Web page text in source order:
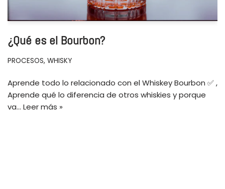
¿Qué es el Bourbon?
PROCESOS, WHISKY
Aprende todo lo relacionado con el Whiskey Bourbon ✅ ,
Aprende qué lo diferencia de otros whiskies y porque
va… Leer más »